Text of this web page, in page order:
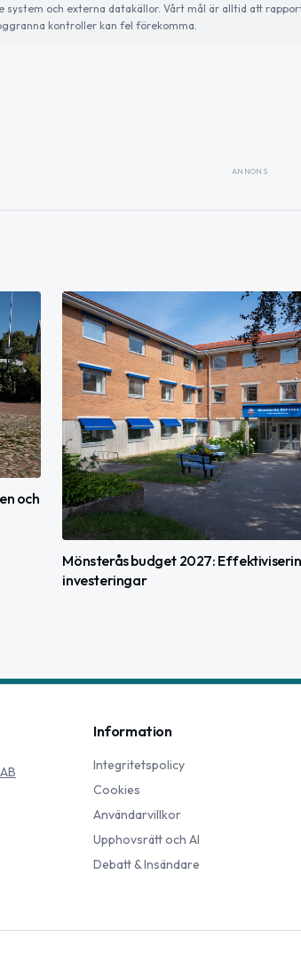
och externa datakällor. Vårt mål är alltid att
kontroller kan fel förekomma.
ANNONS
och
Mönsterås budget 2027:
investeringar
Information
Integritetspolicy
Cookies
Användarvillkor
Upphovsrätt och AI
Debatt & Insändare